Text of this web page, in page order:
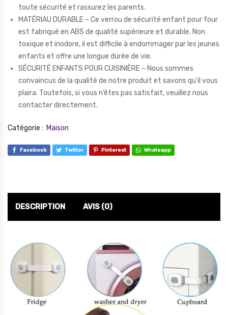
toute sécurité et rassurez les parents.
MATÉRIAU DURABLE – Ce verrou de sécurité enfant pour four
est fabriqué en ABS de qualité supérieure et durable. Non
toxique et inodore, il est difficile à endommager par les jeunes
enfants et offre une longue durée de vie.
SÉCURITÉ ENFANTS POUR CUISINIÈRE – Nous sommes
convaincus de la qualité de notre produit et savons qu’il vous
plaira. Toutefois, si vous n’êtes pas satisfait, veuillez nous
contacter directement.
Catégorie : Maison
Facebook Twitter Pinterest Whatsapp
DESCRIPTION AVIS (0)